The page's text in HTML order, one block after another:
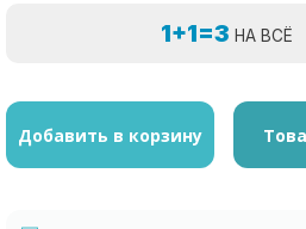
1+1=3 НА ВСЁ
Добавить в корзину